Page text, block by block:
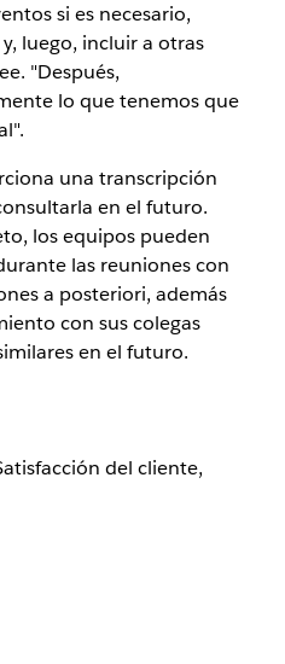
si es necesario,
luego, incluir a otras
"Después,
lo que tenemos que
una transcripción
en el futuro.
los equipos pueden
las reuniones con
a posteriori, además
con sus colegas
en el futuro.
del cliente,